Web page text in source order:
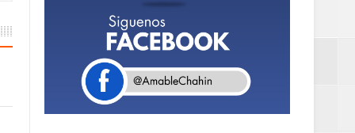
de Gestión